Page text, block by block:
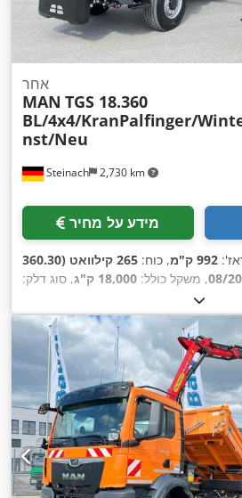
Steinach 2,730 km
אחר
MAN TGS 18.360
BL/4x4/KranPalfinger/
nst/Neu
מידע על מחיר
992 ק"מ , כוח:
265 קילוואט (360.30
08/, משקל כולל: 18,000 ק"ג
, סוג דלק:
, תצורת סרן:
08/2027
שטח הטעינה:2,450 מ"מ
,
, גובה תא המטען: 600 מ"מ
, שנת
בכל הגלגלים, חימום חניה, מיזוג אוויר,
מנוף, מערכת בלימה למניעת נעילה (ABS), תכנית ייצוב
אלקטרונית (ESP),